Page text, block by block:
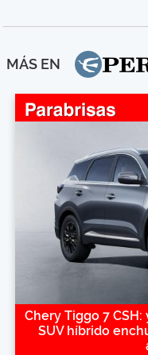
MÁS EN
Chery Tiggo 7
SUV híbrido